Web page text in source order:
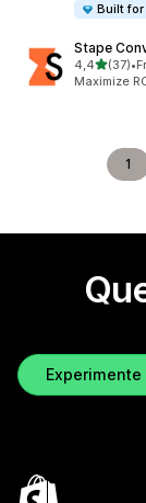
Built
Stape
4,4de 5(37)
37 total de•
Maximize
1